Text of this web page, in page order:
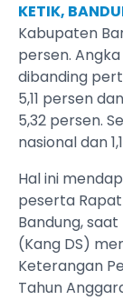
KETIK,
Kabupaten
persen.
dibanding
5,11 persen
5,32 persen.
nasional dan
Hal ini
peserta
Bandung,
(Kang DS)
Keterangan
Tahun